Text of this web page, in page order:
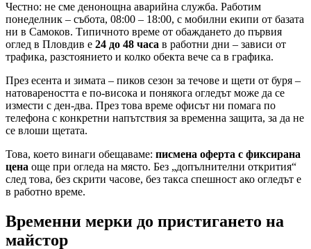
Честно: не сме денонощна аварийна служба. Работим
понеделник – събота, 08:00 – 18:00, с мобилни екипи от базата
ни в Самоков. Типичното време от обаждането до първия
оглед в Пловдив е 24 до 48 часа в работни дни – зависи от
трафика, разстоянието и колко обекта вече са в графика.
През есента и зимата – пиков сезон за течове и щети от буря –
натовареността е по-висока и понякога огледът може да се
измести с ден-два. През това време офисът ни помага по
телефона с конкретни напътствия за временна защита, за да не
се влоши щетата.
Това, което винаги обещаваме: писмена оферта с фиксирана
цена още при огледа на място. Без „допълнителни открития“
след това, без скрити часове, без такса спешност ако огледът е
в работно време.
Временни мерки до пристигането на
майстор